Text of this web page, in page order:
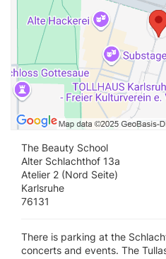
The Beauty School
Alter Schlachthof 13a
Atelier 2 (Nord Seite)
Karlsruhe
76131
There is parking at the
concerts and events. The